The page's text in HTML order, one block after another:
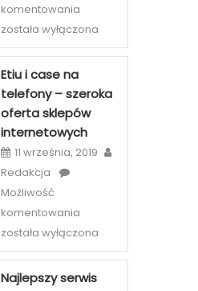
komentowania
3D
–
na
wnętrza
została wyłączona
Etiu i case na
telefony – szeroka
oferta sklepów
internetowych
11 września, 2019
Redakcja
Możliwość
komentowania
i
case
telefony
została wyłączona
Najlepszy serwis